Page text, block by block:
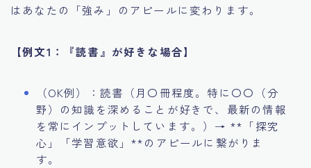
はあなたの「強み」のアピールに変わります。
【例文1：『読書』が好きな場合】
（OK例）：読書（月〇冊程度。特に〇〇（分
野）の知識を深めることが好きで、最新の情報
を常にインプットしています。）→ **「探究
心」「学習意欲」**のアピールに繋がりま
す。